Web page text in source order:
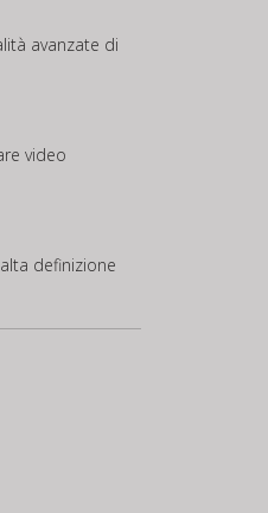
avanzate di
video
definizione